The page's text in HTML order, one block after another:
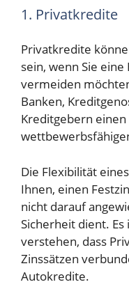
1. Privatkredite
Privatkredite
sein, wenn Sie
vermeiden
Banken,
Kreditgebern
Die Flexibilität
Ihnen, einen
nicht darauf
Sicherheit dient.
verstehen, dass
Zinssätzen
Autokredite.